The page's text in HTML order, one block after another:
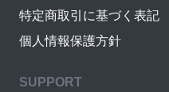
特定商取引に基づく表記
個人情報保護方針
SUPPORT